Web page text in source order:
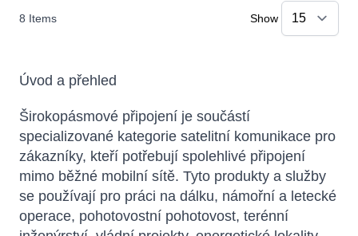
8 Items Show
Úvod a přehled
Širokopásmové připojení je součástí
specializované kategorie satelitní komunikace pro
zákazníky, kteří potřebují spolehlivé připojení
mimo běžné mobilní sítě. Tyto produkty a služby
se používají pro práci na dálku, námořní a letecké
operace, pohotovostní pohotovost, terénní